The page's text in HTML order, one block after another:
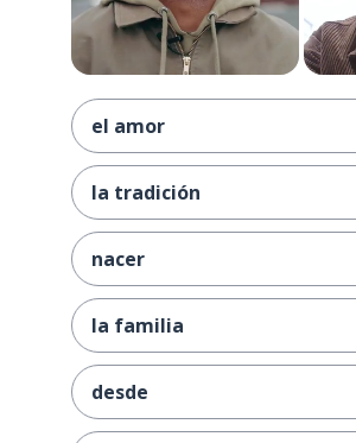
el amor
la tradición
nacer
la familia
desde